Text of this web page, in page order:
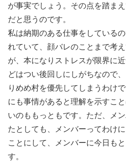
が事実でしょう。その点を踏ま
だと思うのです。
私は納期のある仕事をしている
れていて、顔バレのことまで考
が、本になりストレスが限界に
どはつい後回しにしがちなので
りめめ村を優先してしまうわけ
にも事情があると理解を示すこ
いのももっともです。ただ、メ
たとしても、メンバーってわけ
ことにして、メンバーに今日も
す。